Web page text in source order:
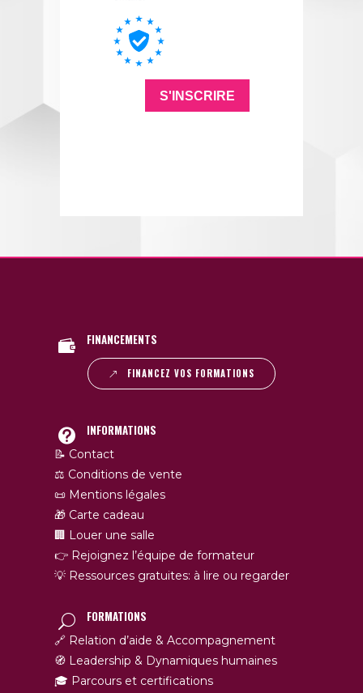
FINANCEMENTS
FINANCEZ VOS FORMATIONS
INFORMATIONS
📝 Contact
⚖️ Conditions de vente
📜 Mentions légales
🎁 Carte cadeau
🏢 Louer une salle
👉 Rejoignez l’équipe de formateur
💡 Ressources gratuites: à lire ou regarder
FORMATIONS
🔗 Relation d’aide & Accompagnement
🧭 Leadership & Dynamiques humaines
🎓 Parcours et certifications